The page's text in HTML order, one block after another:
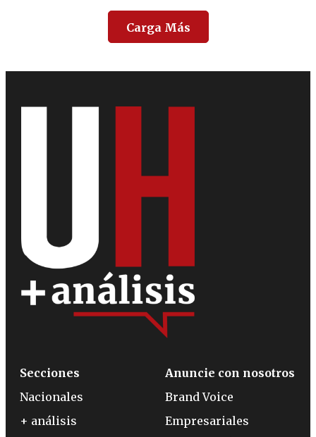
Carga Más
Secciones
Nacionales
+ análisis
Anuncie con nosotros
Brand Voice
Empresariales